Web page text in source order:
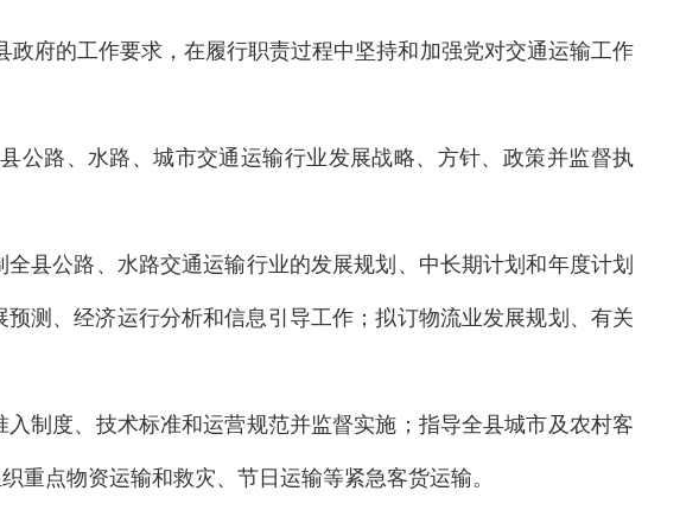
府的工作要求，在履行职责过程中坚持和加强党对交通运输工作
公路、水路、城市交通运输行业发展战略、方针、政策并监督执
县公路、水路交通运输行业的发展规划、中长期计划和年度计划
测、经济运行分析和信息引导工作；拟订物流业发展规划、有关
制度、技术标准和运营规范并监督实施；指导全县城市及农村客
重点物资运输和救灾、节日运输等紧急客货运输。